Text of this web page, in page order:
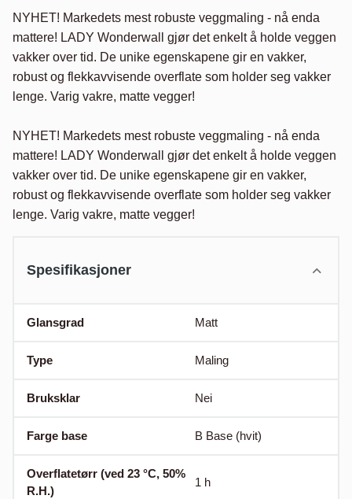
NYHET! Markedets mest robuste veggmaling - nå enda
mattere! LADY Wonderwall gjør det enkelt å holde veggen
vakker over tid. De unike egenskapene gir en vakker,
robust og flekkavvisende overflate som holder seg vakker
lenge. Varig vakre, matte vegger!
NYHET! Markedets mest robuste veggmaling - nå enda
mattere! LADY Wonderwall gjør det enkelt å holde veggen
vakker over tid. De unike egenskapene gir en vakker,
robust og flekkavvisende overflate som holder seg vakker
lenge. Varig vakre, matte vegger!
Spesifikasjoner
Glansgrad Matt
Type Maling
Bruksklar Nei
Farge base B Base (hvit)
Overflatetørr (ved 23 °C, 50%
R.H.)
1 h